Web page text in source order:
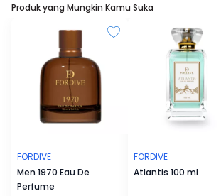
Bottom Notes, Pink Pepper, White Musk, dan
tetap lembut.
Produk yang Mungkin Kamu Suka
FORDIVE
Men 1970 Eau De
Perfume
FORDIVE
Atlantis 100 ml